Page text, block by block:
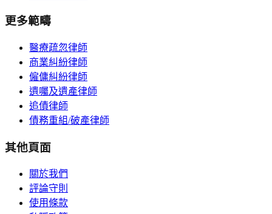
更多範疇
醫療疏忽律師
商業糾紛律師
僱傭糾紛律師
遺囑及遺產律師
追債律師
債務重組/破產律師
其他頁面
關於我們
評論守則
使用條款